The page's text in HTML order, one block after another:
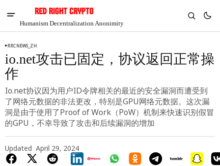
Humanism Decentralization Anonimity
RRCNEWS_ZH
io.net攻击已固定，协议返回正常操
作
Io.net协议因为用户ID令牌相关的最近的安全漏洞而遭受到
了网络元数据的非法更改，特别是GPU网络元数据。这次漏
洞是由于使用了Proof of Work（PoW）机制来快速识别假冒
的GPU，不幸导致了攻击和后续漏洞的增加
Updated April 29, 2024